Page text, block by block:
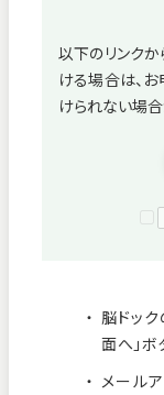
病院紹介
以下のリンク
ける場合は、
けられない場合
脳ドッ
面へ」ボ
メール